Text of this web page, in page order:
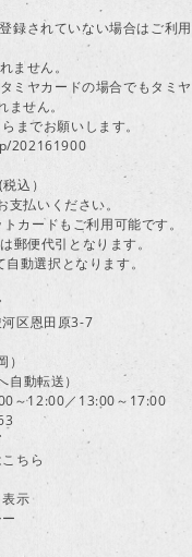
録されていない場合はご利用
ません。
ミヤカードの場合でもタミヤ
せん。
までお願いします。
202161900
込）
払いください。
カードもご利用可能です。
郵便代引となります。
動選択となります。
区恩田原3-7
動転送）
～12:00／13:00～17:00
ちら
示